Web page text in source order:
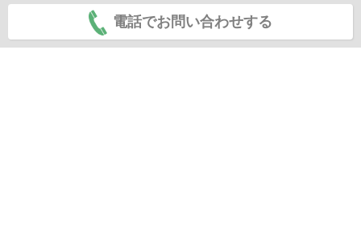
電話でお問い合わせする